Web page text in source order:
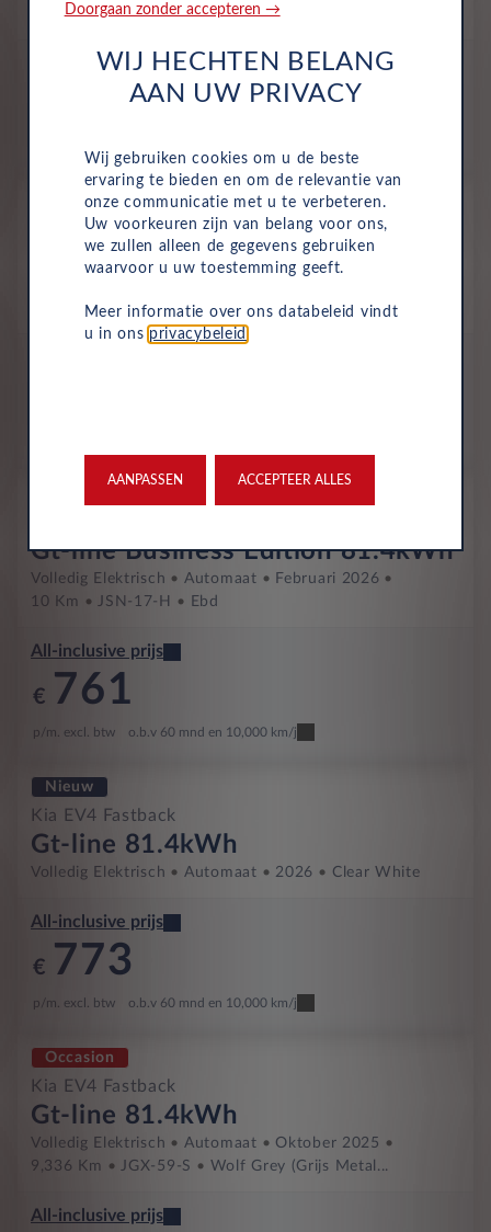
Volledig Elektrisch Automaat 2026
All-inclusive prijs
744
Occasion
Kia EV4 Fastback
Gt-plusline 81.4kWh
4,226 Km
JGH-29-K Ivory Silver Glossy (g...
Gt-line Business Edition 81.4kWh
Volledig Elektrisch Automaat
Februari 2026
10 Km
JSN-17-H Ebd
All-inclusive prijs
€ 761
p/m. excl. btw o.b.v 60 mnd en 10,000 km/j
Nieuw
Kia EV4 Fastback
Gt-line 81.4kWh
Volledig Elektrisch Automaat 2026 Clear White
All-inclusive prijs
€ 773
p/m. excl. btw o.b.v 60 mnd en 10,000 km/j
Occasion
Kia EV4 Fastback
Gt-line 81.4kWh
Volledig Elektrisch Automaat
Oktober 2025
9,336 Km
JGX-59-S Wolf Grey (grijs Metal...
All-inclusive prijs
Doorgaan zonder accepteren →
WIJ HECHTEN BELANG
AAN UW PRIVACY
Wij gebruiken cookies om u de beste
ervaring te bieden en om de relevantie van
onze communicatie met u te verbeteren.
Uw voorkeuren zijn van belang voor ons,
we zullen alleen de gegevens gebruiken
waarvoor u uw toestemming geeft.
Meer informatie over ons databeleid vindt
u in ons privacybeleid
AANPASSEN ACCEPTEER ALLES